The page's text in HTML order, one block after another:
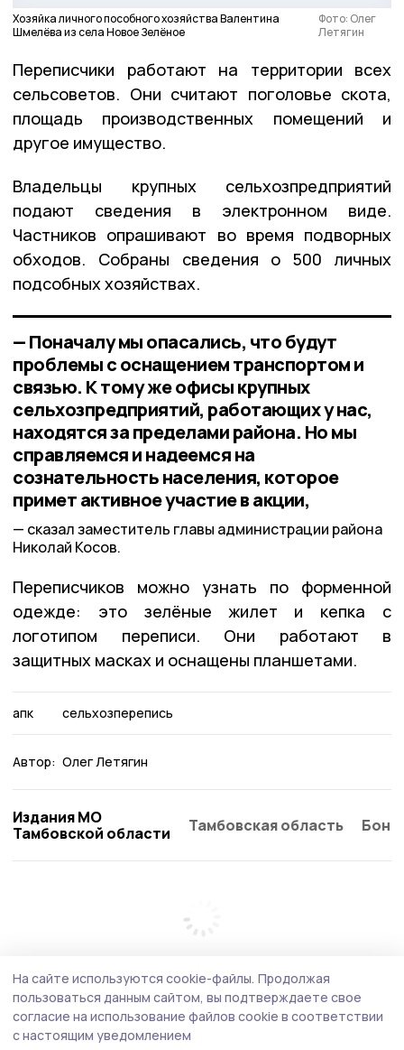
Хозяйка личного пособного хозяйства Валентина
Шмелёва из села Новое Зелёное
Фото: Олег
Летягин
Переписчики работают на территории всех
сельсоветов. Они считают поголовье скота,
площадь производственных помещений и
другое имущество.
Владельцы крупных сельхозпредприятий
подают сведения в электронном виде.
Частников опрашивают во время подворных
обходов. Собраны сведения о 500 личных
подсобных хозяйствах.
— Поначалу мы опасались, что будут
проблемы с оснащением транспортом и
связью. К тому же офисы крупных
сельхозпредприятий, работающих у нас,
находятся за пределами района. Но мы
справляемся и надеемся на
сознательность населения, которое
примет активное участие в акции,
сказал заместитель главы администрации района
Николай Косов.
Переписчиков можно узнать по форменной
одежде: это зелёные жилет и кепка с
логотипом переписи. Они работают в
защитных масках и оснащены планшетами.
апк сельхозперепись
Автор: Олег Летягин
Издания МО
Тамбовской области
Тамбовская область
На сайте используются cookie-файлы. Продолжая
пользоваться данным сайтом, вы подтверждаете свое
согласие на использование файлов cookie в соответствии
с настоящим уведомлением